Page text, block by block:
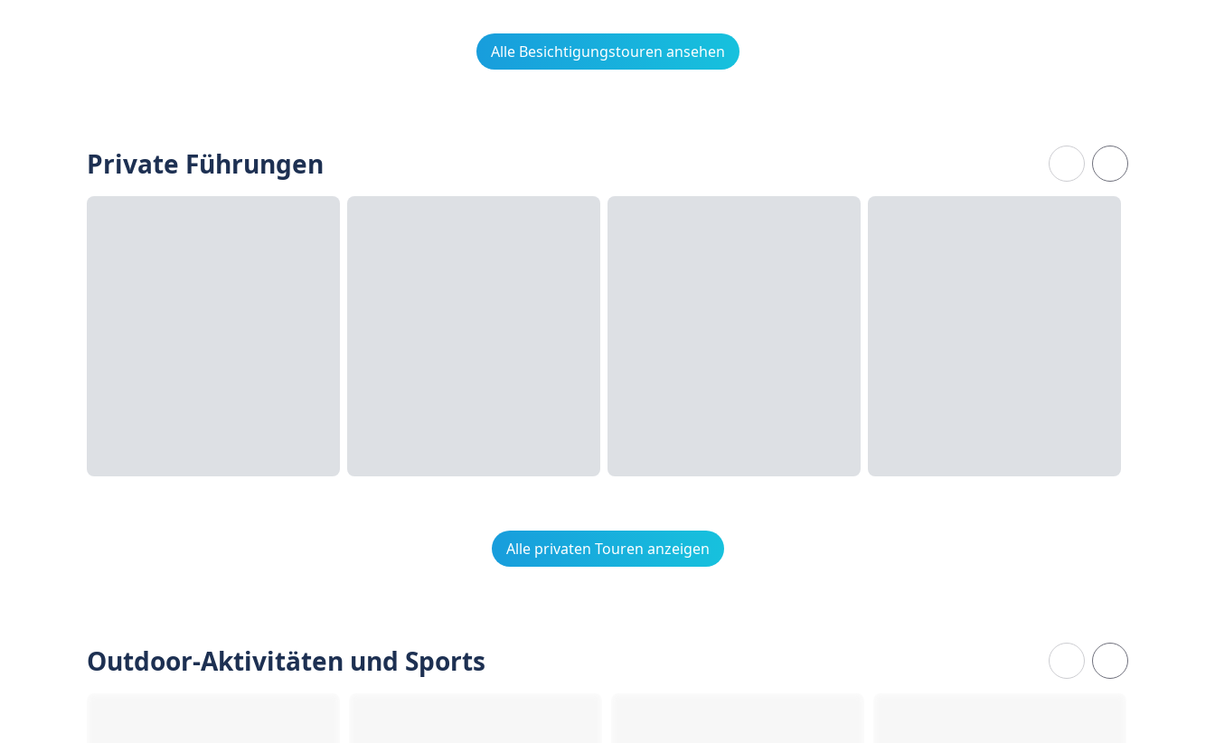
Alle Besichtigungstouren ansehen
Private Führungen
Alle privaten Touren anzeigen
Outdoor-Aktivitäten und Sports